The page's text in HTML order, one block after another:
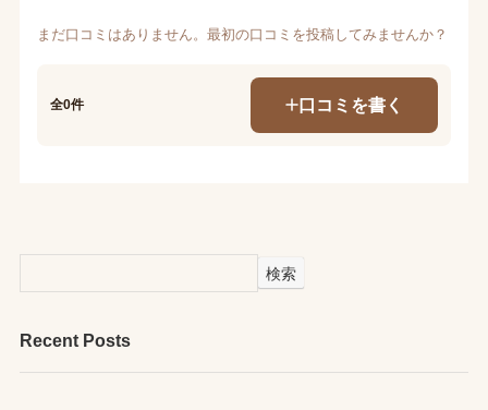
まだ口コミはありません。最初の口コミを投稿してみませんか？
全0件 口コミを書く
検索
Recent Posts